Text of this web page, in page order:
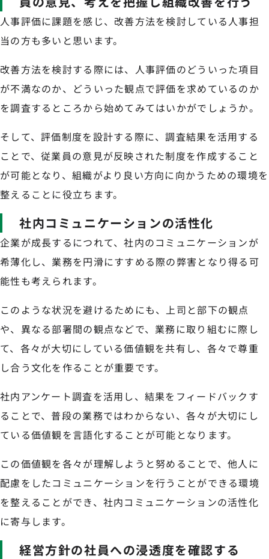
人事評価に課題を感じ、改善方法を検討している人事担
当の方も多いと思います。
改善方法を検討する際には、人事評価のどういった項目
が不満なのか、どういった観点で評価を求めているのか
を調査するところから始めてみてはいかがでしょうか。
そして、評価制度を設計する際に、調査結果を活用する
ことで、従業員の意見が反映された制度を作成すること
が可能となり、組織がより良い方向に向かうための環境を
整えることに役立ちます。
社内コミュニケーションの活性化
企業が成長するにつれて、社内のコミュニケーションが
希薄化し、業務を円滑にすすめる際の弊害となり得る可
能性も考えられます。
このような状況を避けるためにも、上司と部下の観点
や、異なる部署間の観点などで、業務に取り組むに際し
て、各々が大切にしている価値観を共有し、各々で尊重
し合う文化を作ることが重要です。
社内アンケート調査を活用し、結果をフィードバックす
ることで、普段の業務ではわからない、各々が大切にし
ている価値観を言語化することが可能となります。
この価値観を各々が理解しようと努めることで、他人に
配慮をしたコミュニケーションを行うことができる環境
を整えることができ、社内コミュニケーションの活性化
に寄与します。
経営方針の社員への浸透度を確認する